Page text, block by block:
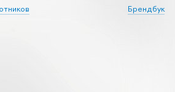
Брендбук